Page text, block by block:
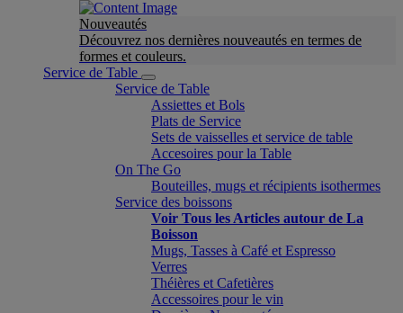
Nouveautés
Découvrez nos dernières nouveautés en termes de
formes et couleurs.
Service de Table
Service de Table
Assiettes et Bols
Plats de Service
Sets de vaisselles et service de table
Accesoires pour la Table
On The Go
Bouteilles, mugs et récipients isothermes
Service des boissons
Voir Tous les Articles autour de La
Boisson
Mugs, Tasses à Café et Espresso
Verres
Théières et Cafetières
Accessoires pour le vin